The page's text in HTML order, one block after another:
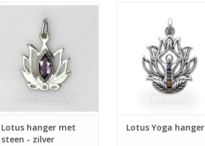
Afmeting 17 x 16 mm
Lotus hanger met
steen - zilver
Afmeting 28 x 25 mm
Lotus Yoga hanger